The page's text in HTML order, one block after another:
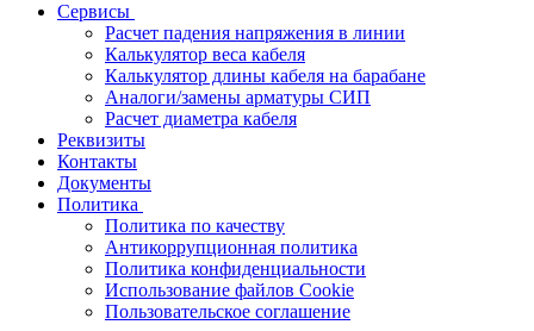
Сервисы
Расчет падения напряжения в линии
Калькулятор веса кабеля
Калькулятор длины кабеля на барабане
Аналоги/замены арматуры СИП
Расчет диаметра кабеля
Реквизиты
Контакты
Документы
Политика
Политика по качеству
Антикоррупционная политика
Политика конфиденциальности
Использование файлов Cookie
Пользовательское соглашение